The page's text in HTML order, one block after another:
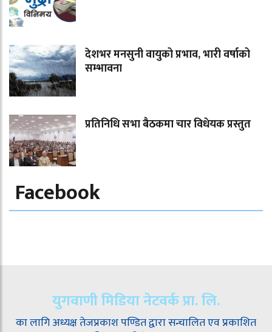
देशभर मनसुनी वायुको प्रभाव, भारी वर्षाको
सम्भावना
प्रतिनिधि सभा बैठकमा चार विधेयक प्रस्तुत
Facebook
युगवाणी मिडिया नेटवर्क प्रा. लि.
का लागि अध्यक्ष तेजप्रकाश पण्डित द्वारा सन्चालित एव प्रकाशित